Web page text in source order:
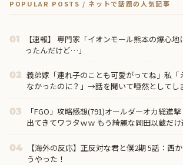
POPULAR POSTS / ネットで話題の人気記事
01
【速報】 専門家「イオンモール熊本の爆心地
ったんだけど…」
02 義弟嫁「連れ子のことも可愛がってね」私「
なかったのに？」→話を聞いて唖然として
03
「FGO」攻略感想(791)オールダーオカ総進
出てきてワラタｗｗ もう綺麗な岡田以蔵だけ
04
【海外の反応】正反対な君と僕2期 5話：西
うやった！